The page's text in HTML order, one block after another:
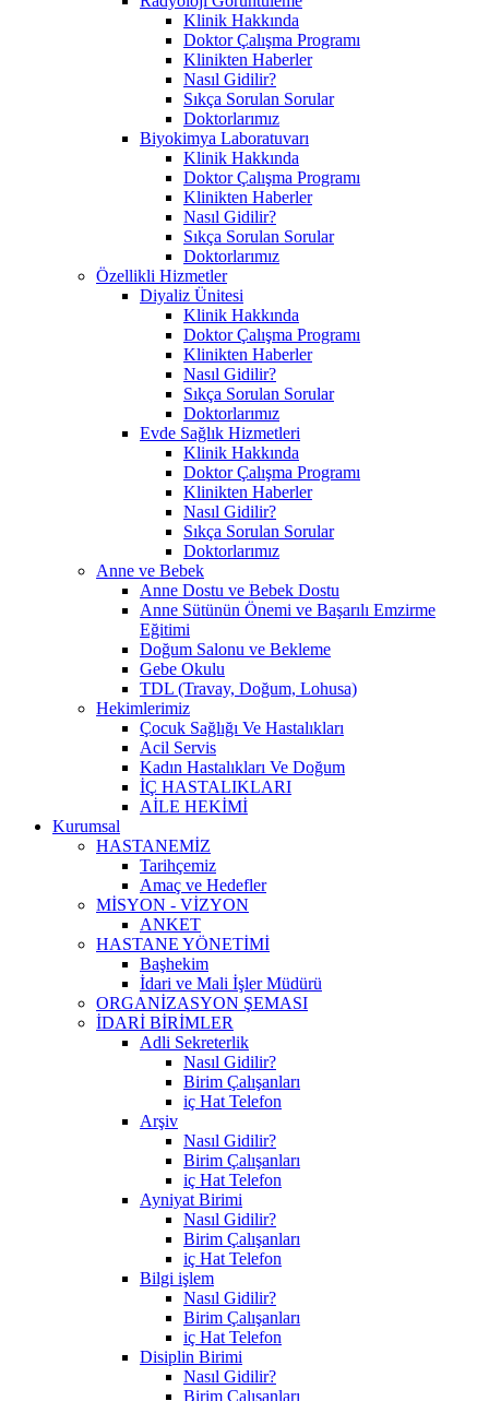
Klinik Hakkında
Doktor Çalışma Programı
Klinikten Haberler
Nasıl Gidilir?
Sıkça Sorulan Sorular
Doktorlarımız
Biyokimya Laboratuvarı
Klinik Hakkında
Doktor Çalışma Programı
Klinikten Haberler
Nasıl Gidilir?
Sıkça Sorulan Sorular
Doktorlarımız
Özellikli Hizmetler
Diyaliz Ünitesi
Klinik Hakkında
Doktor Çalışma Programı
Klinikten Haberler
Nasıl Gidilir?
Sıkça Sorulan Sorular
Doktorlarımız
Evde Sağlık Hizmetleri
Klinik Hakkında
Doktor Çalışma Programı
Klinikten Haberler
Nasıl Gidilir?
Sıkça Sorulan Sorular
Doktorlarımız
Anne ve Bebek
Anne Dostu ve Bebek Dostu
Anne Sütünün Önemi ve Başarılı Emzirme
Eğitimi
Doğum Salonu ve Bekleme
Gebe Okulu
TDL (Travay, Doğum, Lohusa)
Hekimlerimiz
Çocuk Sağlığı Ve Hastalıkları
Acil Servis
Kadın Hastalıkları Ve Doğum
İÇ HASTALIKLARI
AİLE HEKİMİ
Kurumsal
HASTANEMİZ
Tarihçemiz
Amaç ve Hedefler
MİSYON - VİZYON
ANKET
HASTANE YÖNETİMİ
Başhekim
İdari ve Mali İşler Müdürü
ORGANİZASYON ŞEMASI
İDARİ BİRİMLER
Adli Sekreterlik
Nasıl Gidilir?
Birim Çalışanları
iç Hat Telefon
Arşiv
Nasıl Gidilir?
Birim Çalışanları
iç Hat Telefon
Ayniyat Birimi
Nasıl Gidilir?
Birim Çalışanları
iç Hat Telefon
Bilgi işlem
Nasıl Gidilir?
Birim Çalışanları
iç Hat Telefon
Disiplin Birimi
Nasıl Gidilir?
Birim Çalışanları